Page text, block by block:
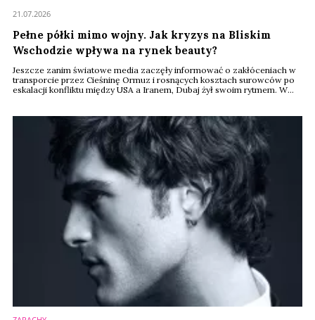
Pełne półki mimo wojny. Jak kryzys na Bliskim
Wschodzie wpływa na rynek beauty?
Jeszcze zanim światowe media zaczęły informować o zakłóceniach w
transporcie przez Cieśninę Ormuz i rosnących kosztach surowców po
eskalacji konfliktu między USA a Iranem, Dubaj żył swoim rytmem. W
kosmetyki zajmowały coraz więcej miejsca na półkach, a luksusowe
marki prezentowały kolejne ...
21.07.2026